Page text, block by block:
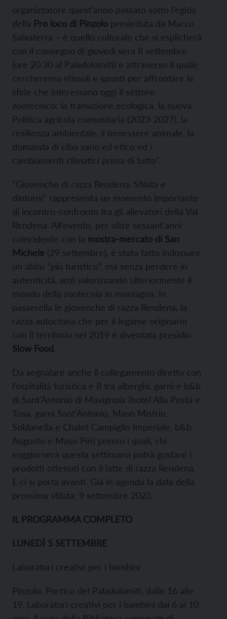
organizzatore quest’anno passato sotto l’egida
della Pro loco di Pinzolo presieduta da Marco
Salvaterra – è quello culturale che si esplicherà
con il convegno di giovedì sera 8 settembre
(ore 20.30 al Paladolomiti) e attraverso il quale
cercheremo stimoli e spunti per affrontare le
sfide che interessano oggi il settore
zootecnico: la transizione ecologica, la nuova
Politica agricola comunitaria (2023-2027), la
resilienza ambientale, il benessere animale, la
domanda di cibo sano ed etico ed i
cambiamenti climatici prima di tutto”.
“Giovenche di razza Rendena. Sfilata e
dintorni” rappresenta un momento importante
di incontro-confronto tra gli allevatori della Val
Rendena. All’evento, per oltre sessant’anni
coincidente con la mostra-mercato di San
Michele (29 settembre), è stato fatto indossare
un abito “più turistico”, ma senza perdere in
autenticità, anzi valorizzando ulteriormente il
mondo della zootecnia in montagna. In
passerella le giovenche di razza Rendena, la
razza autoctona che per il legame originario
con il territorio nel 2019 è diventata presidio
Slow Food.
Da segnalare anche il collegamento diretto con
l’ospitalità turistica e 8 tra alberghi, garnì e b&b
di Sant’Antonio di Mavignola (hotel Alla Posta e
Tosa, garnì Sant’Antonio, Maso Mistrin,
Soldanella e Chalet Campiglio Imperiale, b&b
Augusto e Maso Pin) presso i quali, chi
soggiornerà questa settimana potrà gustare i
prodotti ottenuti con il latte di razza Rendena.
E ci si porta avanti. Già in agenda la data della
prossima sfilata: 9 settembre 2023.
IL PROGRAMMA COMPLETO
LUNEDÌ 5 SETTEMBRE
Laboratori creativi per i bambini
Pinzolo, Portico del Paladolomiti, dalle 16 alle
19, Laboratori creativi per i bambini dai 6 ai 10